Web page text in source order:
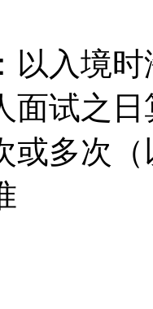
以入境
面试之
或多次